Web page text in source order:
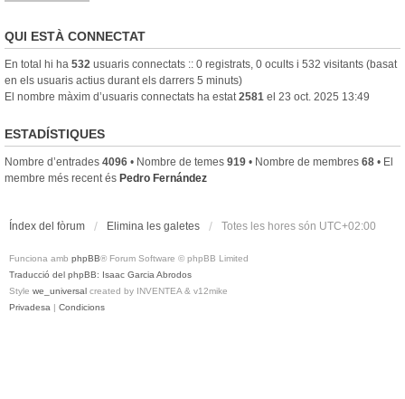
QUI ESTÀ CONNECTAT
En total hi ha 532 usuaris connectats :: 0 registrats, 0 ocults i 532 visitants (basat
en els usuaris actius durant els darrers 5 minuts)
El nombre màxim d’usuaris connectats ha estat 2581 el 23 oct. 2025 13:49
ESTADÍSTIQUES
Nombre d’entrades 4096 • Nombre de temes 919 • Nombre de membres 68 • El
membre més recent és Pedro Fernández
Índex del fòrum Elimina les galetes Totes les hores són UTC+02:00
Funciona amb phpBB® Forum Software © phpBB Limited
Traducció del phpBB: Isaac Garcia Abrodos
Style we_universal created by INVENTEA & v12mike
Privadesa | Condicions